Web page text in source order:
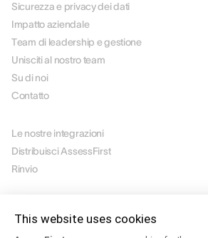
This website uses cookies
Sicurezza e privacy dei dati
Impatto aziendale
Team di leadership e gestione
Unisciti al nostro team
Su di noi
Contatto
Le nostre integrazioni
Distribuisci AssessFirst
Rinvio
Manage Cookies